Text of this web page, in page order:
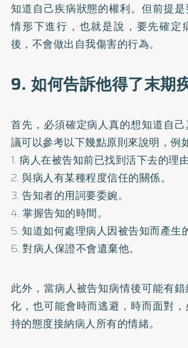
知道自己疾病狀態的權利。但前提
情形下進行，也就是說，要先確定
後，不會做出自我傷害的行為。
9. 如何告訴他得了末期
首先，必須確定病人真的想知道自
議可以參考以下幾點原則來說明，例
1. 病人在被告知前已找到活下去的理由
2. 與病人有某種程度信任的關係。
3. 告知者的用詞要委婉。
4. 掌握告知的時間。
5. 知道如何處理病人因被告知而產生
6. 對病人保證不會遺棄他。
此外，當病人被告知病情後可能有
化，也可能會時而逃避，時而面對
持的態度接納病人所有的情緒。